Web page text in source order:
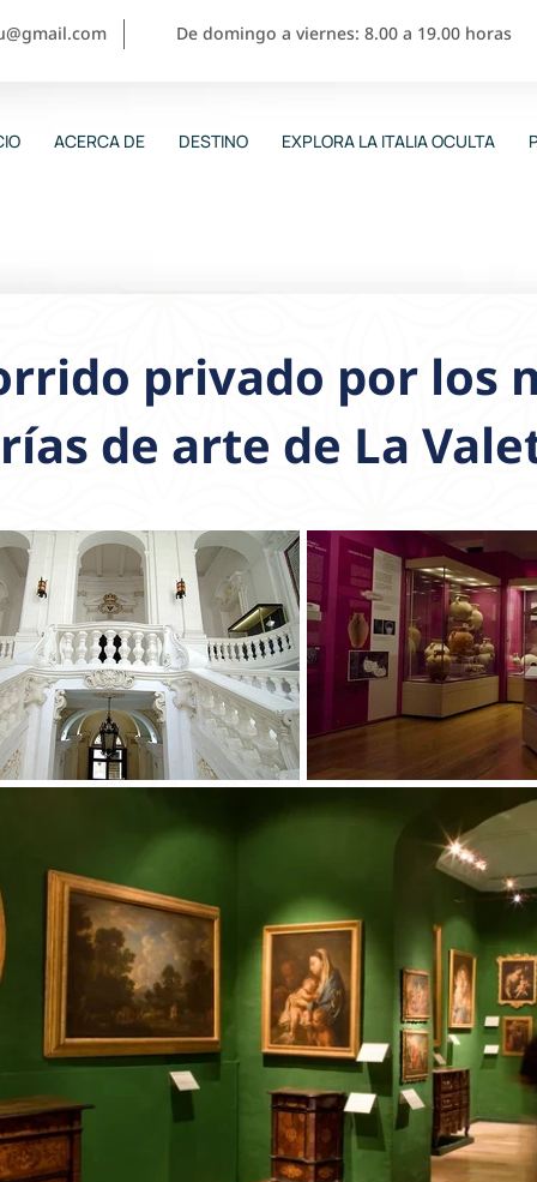
De domingo a viernes: 8.00 a 19.00 horas
ACERCA DE DESTINO EXPLORA LA ITALIA OCULTA
privado por los
de arte de La